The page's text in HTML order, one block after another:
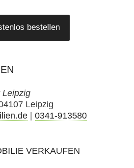
Leipzig
Leipzig
| 0341-913580
VERKAUFEN